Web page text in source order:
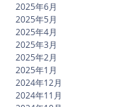
2025年6月
2025年5月
2025年4月
2025年3月
2025年2月
2025年1月
2024年12月
2024年11月